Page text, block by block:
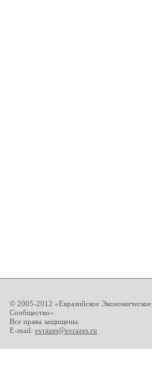
© 2005-2012 «Евразийское Экономическое
Сообщество»
Все права защищены.
E-mail: evrazes@evrazes.ru